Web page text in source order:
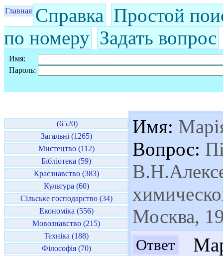
Главная Справка Простой
по номеру Задать вопрос
Имя:
Пароль:
(6520)
Загальні (1265)
Мистецтво (112)
Бібліотека (59)
Краєзнавство (383)
Культура (60)
Сільське господарство (34)
Економіка (556)
Мовознавство (215)
Техніка (188)
Філософія (70)
Имя:
Вопрос:
Москва,
Ответ